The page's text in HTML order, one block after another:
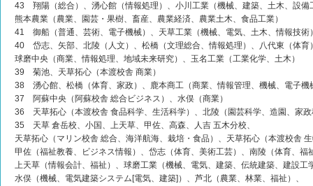
43 翔陽（総合）、湧心館（情報処理）、小川工業（機械、建築、土木、設備
熊本農業（農業、園芸・果樹、畜産、農業経済、農業土木、食品工業）
41 御船（普通、芸術、電子機械）、天草工業（機械、電気、土木、情報技術
40 岱志、矢部、北陵（人文）、松橋（文理総合、情報処理）、八代東（体育
球磨中央（商業、情報処理、地域未来研究）、玉名工業（工業化学、土木）
39 菊池、天草拓心（本渡校舎 商業）
38 湧心館、松橋（体育、家政）、鹿本商工（商業、情報管理、機械、電子機
37 阿蘇中央（阿蘇校舎 総合ビジネス）、水俣（商業）
36 天草拓心（本渡校舎 食品科学、生活科学）、北陵（園芸科学、造園、家
35 天草 倉岳校、小国、上天草、甲佐、高森、人吉 五木分校、
天草拓心（マリン校舎 総合、海洋航海、栽培・食品）、天草拓心（本渡校舎
甲佐（福祉教養、ビジネス情報）、岱志（体育、美術工芸）、南陵（体育、福
上天草（情報会計、福祉）、球磨工業（機械、電気、建築、伝統建築、建設工
水俣（機械、電気建築システム[電気、建築]）、芦北（農業、林業、福祉）、